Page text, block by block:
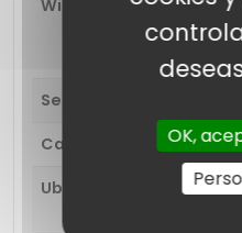
Wi-Fi
Sensores
Características
OTG,
Ubicación
GPS,
OK,